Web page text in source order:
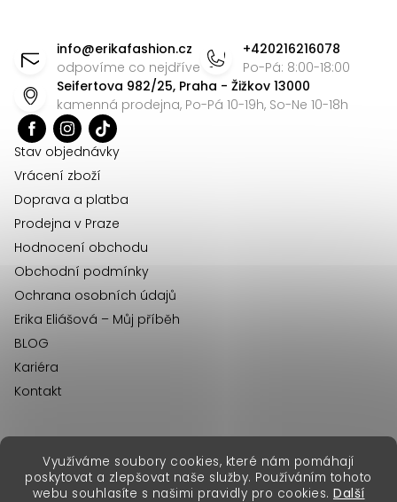
Využíváme soubory cookies, které nám pomáhají
poskytovat a zlepšovat naše služby. Používáním tohoto
webu souhlasíte s našimi pravidly pro cookies. Další
info@erikafashion.cz
odpovíme co nejdříve
+420216216078
Po-Pá: 8:00-18:00
Seifertova 982/25, Praha - Žižkov 13000
kamenná prodejna, Po-Pá 10-19h, So-Ne 10-18h
Stav objednávky
Vrácení zboží
Doprava a platba
Prodejna v Praze
Hodnocení obchodu
Obchodní podmínky
Ochrana osobních údajů
Erika Eliášová – Můj příběh
BLOG
Kariéra
Kontakt
Copyright 2026Erika Fashion. Všechna práva vyhrazena.
erikafashion.sk